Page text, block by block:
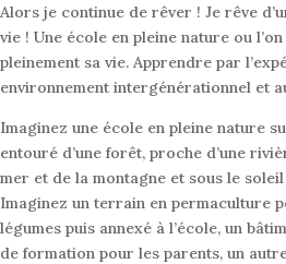
Alors je continue de rêver ! Je rêve
vie ! Une école en pleine nature ou
pleinement sa vie. Apprendre par
environnement intergénérationnel et
Imaginez une école en pleine nature
entouré d’une forêt, proche d’une
mer et de la montagne et sous le
Imaginez un terrain en permaculture
légumes puis annexé à l’école, un
de formation pour les parents, un